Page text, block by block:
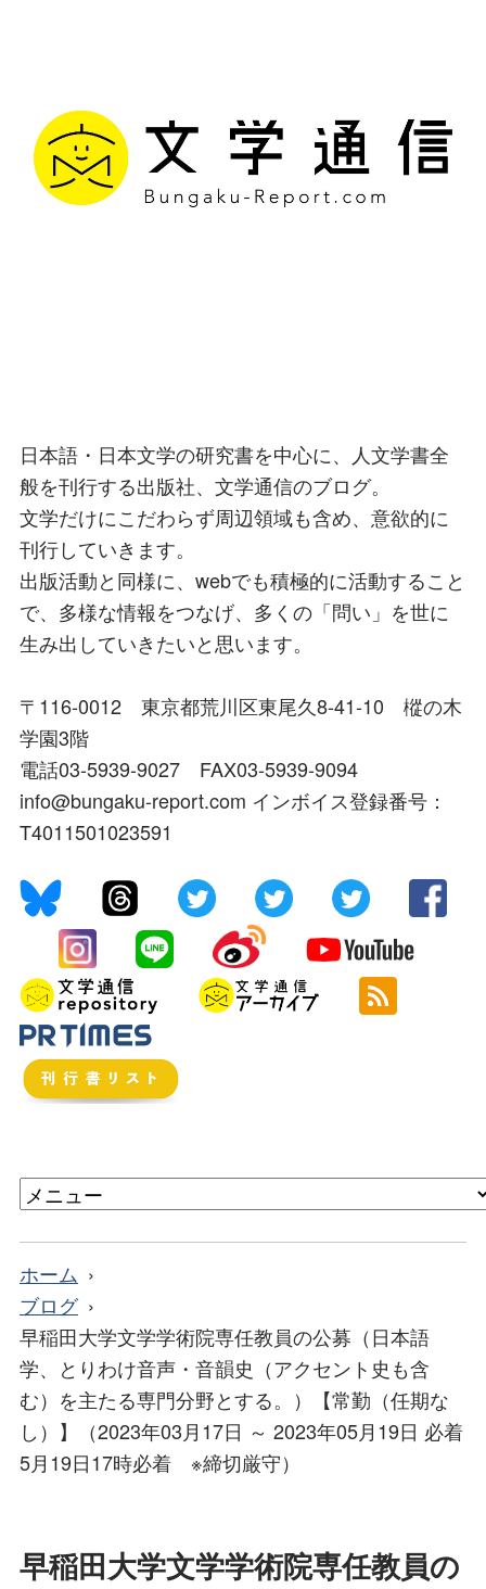
日本語・日本文学の研究書を中心に、人文学書全
般を刊行する出版社、文学通信のブログ。
文学だけにこだわらず周辺領域も含め、意欲的に
刊行していきます。
出版活動と同様に、webでも積極的に活動すること
で、多様な情報をつなげ、多くの「問い」を世に
生み出していきたいと思います。
〒116-0012 東京都荒川区東尾久8-41-10 樅の木
学園3階
電話03-5939-9027 FAX03-5939-9094
info@bungaku-report.com インボイス登録番号：
T4011501023591
ホーム
ブログ
早稲田大学文学学術院専任教員の公募（日本語
学、とりわけ音声・音韻史（アクセント史も含
む）を主たる専門分野とする。）【常勤（任期な
し）】（2023年03月17日 ～ 2023年05月19日 必着
5月19日17時必着 ※締切厳守）
早稲田大学文学学術院専任教員の